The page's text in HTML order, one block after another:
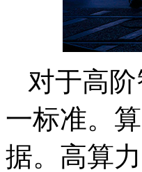
对于高
一标准。
据。高算